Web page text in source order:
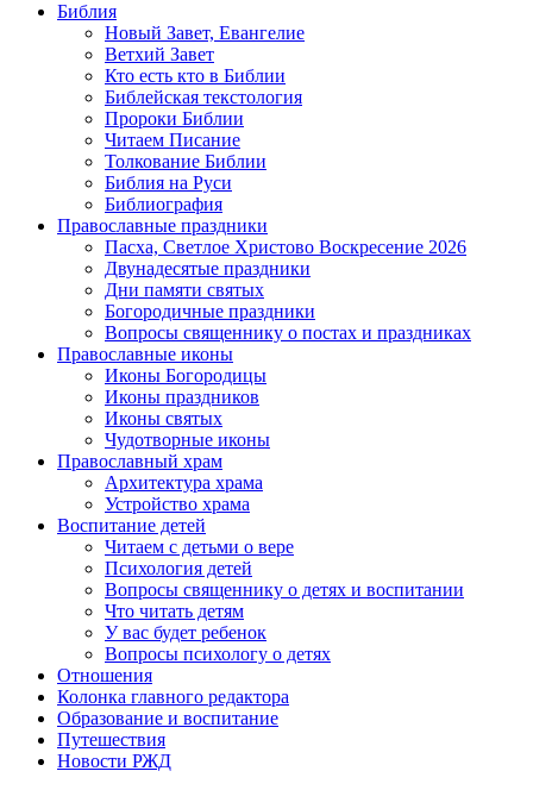
Библия
Новый Завет, Евангелие
Ветхий Завет
Кто есть кто в Библии
Библейская текстология
Пророки Библии
Читаем Писание
Толкование Библии
Библия на Руси
Библиография
Православные праздники
Пасха, Светлое Христово Воскресение 2026
Двунадесятые праздники
Дни памяти святых
Богородичные праздники
Вопросы священнику о постах и праздниках
Православные иконы
Иконы Богородицы
Иконы праздников
Иконы святых
Чудотворные иконы
Православный храм
Архитектура храма
Устройство храма
Воспитание детей
Читаем с детьми о вере
Психология детей
Вопросы священнику о детях и воспитании
Что читать детям
У вас будет ребенок
Вопросы психологу о детях
Отношения
Колонка главного редактора
Образование и воспитание
Путешествия
Новости РЖД